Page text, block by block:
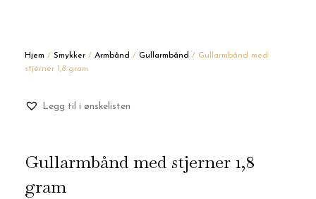
Hjem / Smykker / Armbånd / Gullarmbånd / Gullarmbånd med
stjerner 1,8 gram
Legg til i ønskelisten
Gullarmbånd med stjerner 1,8
gram